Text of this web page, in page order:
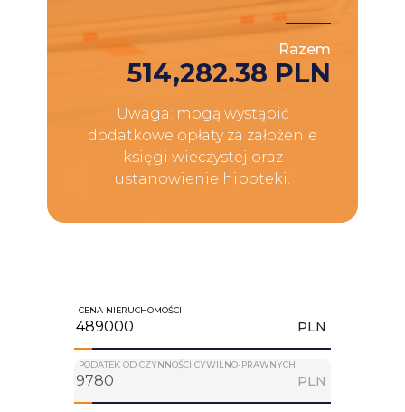
Razem
514,282.38 PLN
Uwaga: mogą wystąpić
dodatkowe opłaty za założenie
księgi wieczystej oraz
ustanowienie hipoteki.
CENA NIERUCHOMOŚCI
PLN
PODATEK OD CZYNNOŚCI CYWILNO-PRAWNYCH
PLN